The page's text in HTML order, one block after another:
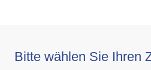
Bitte wählen Sie Ihren